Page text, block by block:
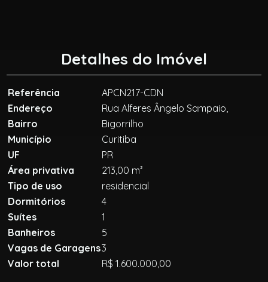
Detalhes do Imóvel
Referência
APCN217-CDN
Endereço
Rua Alferes Ângelo Sampaio,
Bairro
Bigorrilho
Município
Curitiba
UF
PR
Área privativa
213,00 m²
Tipo de uso
residencial
Dormitórios
4
Suítes
1
Banheiros
5
Vagas de Garagens3
Valor total
R$ 1.600.000,00